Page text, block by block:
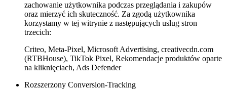
zachowanie użytkownika podczas przeglądania i zakupów
oraz mierzyć ich skuteczność. Za zgodą użytkownika
korzystamy w tej witrynie z następujących usług stron
trzecich:
Criteo, Meta-Pixel, Microsoft Advertising, creativecdn.com
(RTBHouse), TikTok Pixel, Rekomendacje produktów oparte
na kliknięciach, Ads Defender
Rozszerzony Conversion-Tracking